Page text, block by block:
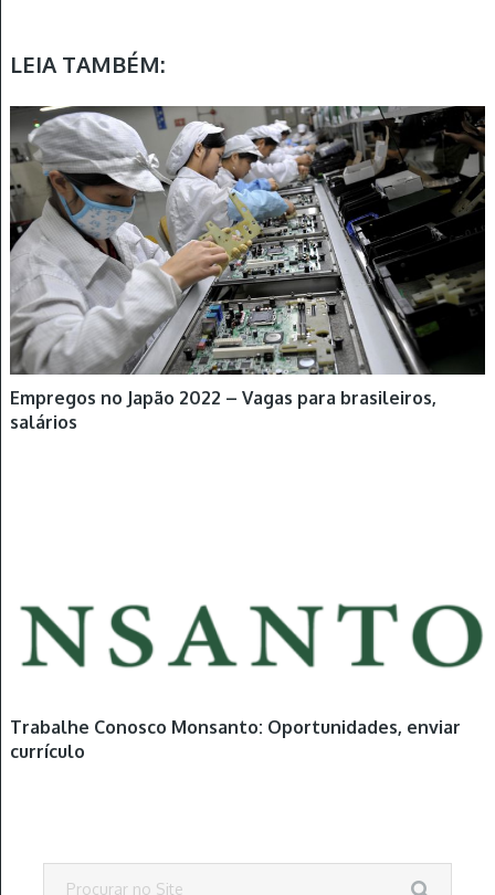
LEIA TAMBÉM:
Empregos no Japão 2022 – Vagas para brasileiros,
salários
Trabalhe Conosco Monsanto: Oportunidades, enviar
currículo